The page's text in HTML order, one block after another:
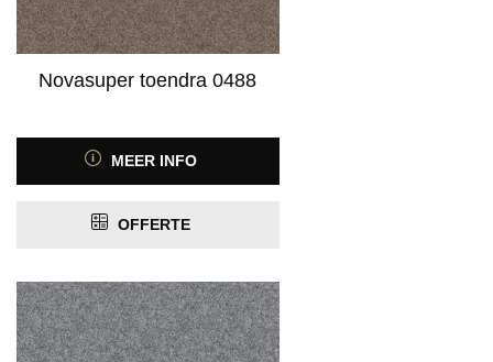
Novasuper toendra 0488
MEER INFO
OFFERTE